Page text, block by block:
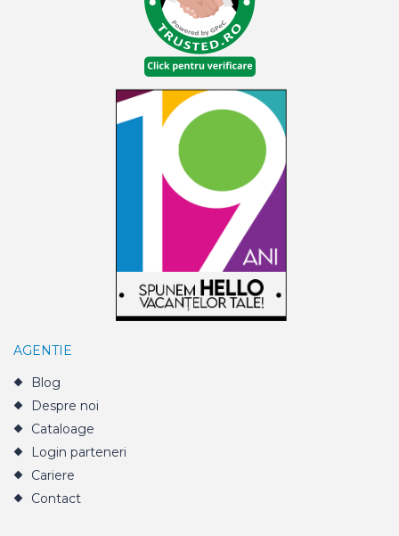
AGENTIE
Blog
Despre noi
Cataloage
Login parteneri
Cariere
Contact